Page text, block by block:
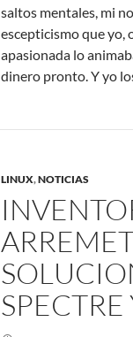
saltos mentales, mi
escepticismo que yo,
apasionada lo
dinero pronto. Y yo
LINUX,NOTICIAS